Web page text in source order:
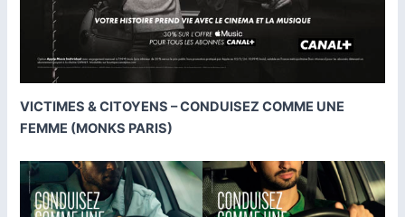
VICTIMES & CITOYENS – CONDUISEZ COMME UNE
FEMME (MONKS PARIS)